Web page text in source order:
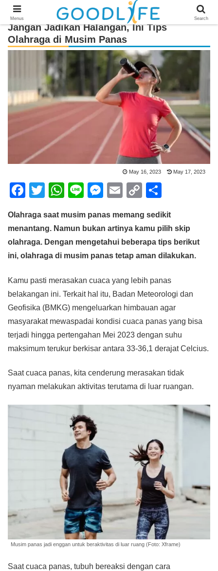
Jangan Jadikan Halangan, Ini Tips
Olahraga di Musim Panas
May 16, 2023 May 17, 2023
F
c
e
b
o
k
T
tt
er
W
at
s
A
p
Li
e
M
ss
e
n
er
E
ail
C
p
y
Li
k
ar
e
Olahraga saat musim panas memang sedikit
menantang. Namun bukan artinya kamu pilih skip
olahraga. Dengan mengetahui beberapa tips berikut
ini, olahraga di musim panas tetap aman dilakukan.
Kamu pasti merasakan cuaca yang lebih panas
belakangan ini. Terkait hal itu, Badan Meteorologi dan
Geofisika (BMKG) mengeluarkan himbauan agar
masyarakat mewaspadai kondisi cuaca panas yang bisa
terjadi hingga pertengahan Mei 2023 dengan suhu
maksimum terukur berkisar antara 33-36,1 derajat Celcius.
Saat cuaca panas, kita cenderung merasakan tidak
nyaman melakukan aktivitas terutama di luar ruangan.
Musim panas jadi enggan untuk beraktivitas di luar ruang (Foto: Xframe)
Saat cuaca panas, tubuh bereaksi dengan cara
Menus Search